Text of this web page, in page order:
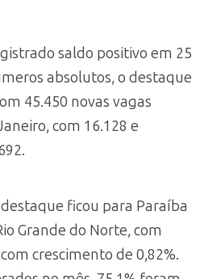
saldo positivo em 25
absolutos, o destaque
45.450 novas vagas
com 16.128 e
ficou para Paraíba
Grande do Norte, com
crescimento de 0,82%.